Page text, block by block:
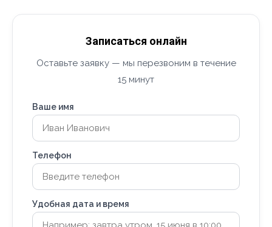
Записаться онлайн
Оставьте заявку — мы перезвоним в течение
15 минут
Ваше имя
Телефон
Удобная дата и время